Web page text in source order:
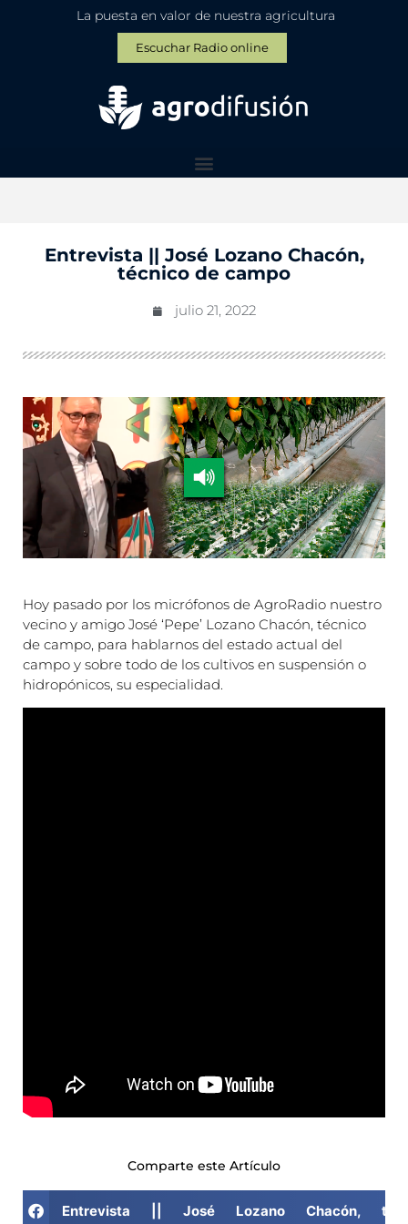
La puesta en valor de nuestra agricultura
Escuchar Radio online
Entrevista || José Lozano Chacón,
técnico de campo
julio 21, 2022
Hoy pasado por los micrófonos de AgroRadio nuestro
vecino y amigo José ‘Pepe’ Lozano Chacón, técnico
de campo, para hablarnos del estado actual del
campo y sobre todo de los cultivos en suspensión o
hidropónicos, su especialidad.
Comparte este Artículo
Entrevista || José Lozano Chacón,